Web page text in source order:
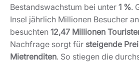
Bestandswachstum bei unter 1 %.
Insel jährlich Millionen Besucher
besuchten 12,47 Millionen
Nachfrage sorgt für steigende
Mietrenditen. So stiegen die